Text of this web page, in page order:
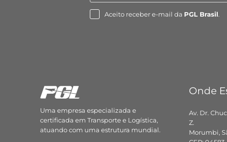
Aceito receber e-mail da PGL Brasil.
Uma empresa especializada e
certificada em Transporte e Logística,
atuando com uma estrutura mundial.
Onde
Av. Dr.
Z.
Morumbi,